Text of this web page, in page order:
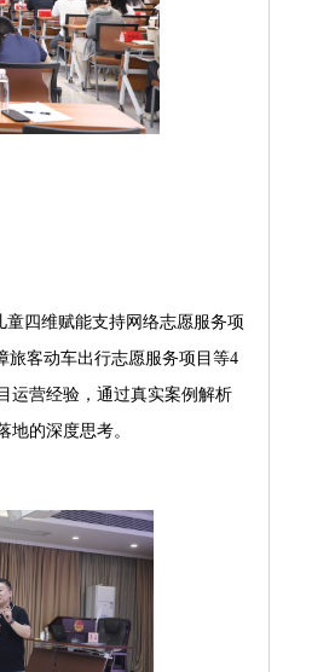
四维赋能支持网络志愿服务项
客动车出行志愿服务项目等4
运营经验，通过真实案例解析
的深度思考。